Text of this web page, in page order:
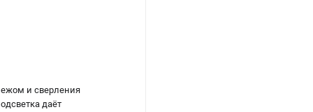
и сверления
даёт